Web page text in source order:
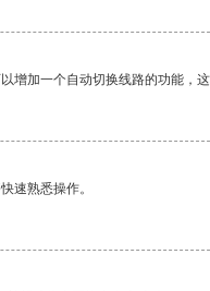
加一个自动切换线路的功能，
速熟悉操作。